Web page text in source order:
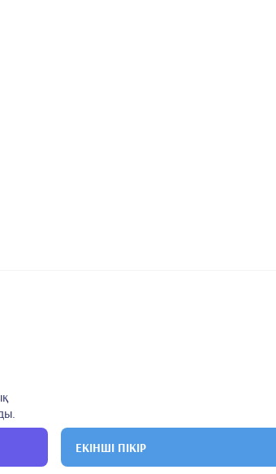
ЕКІНШІ ПІКІР